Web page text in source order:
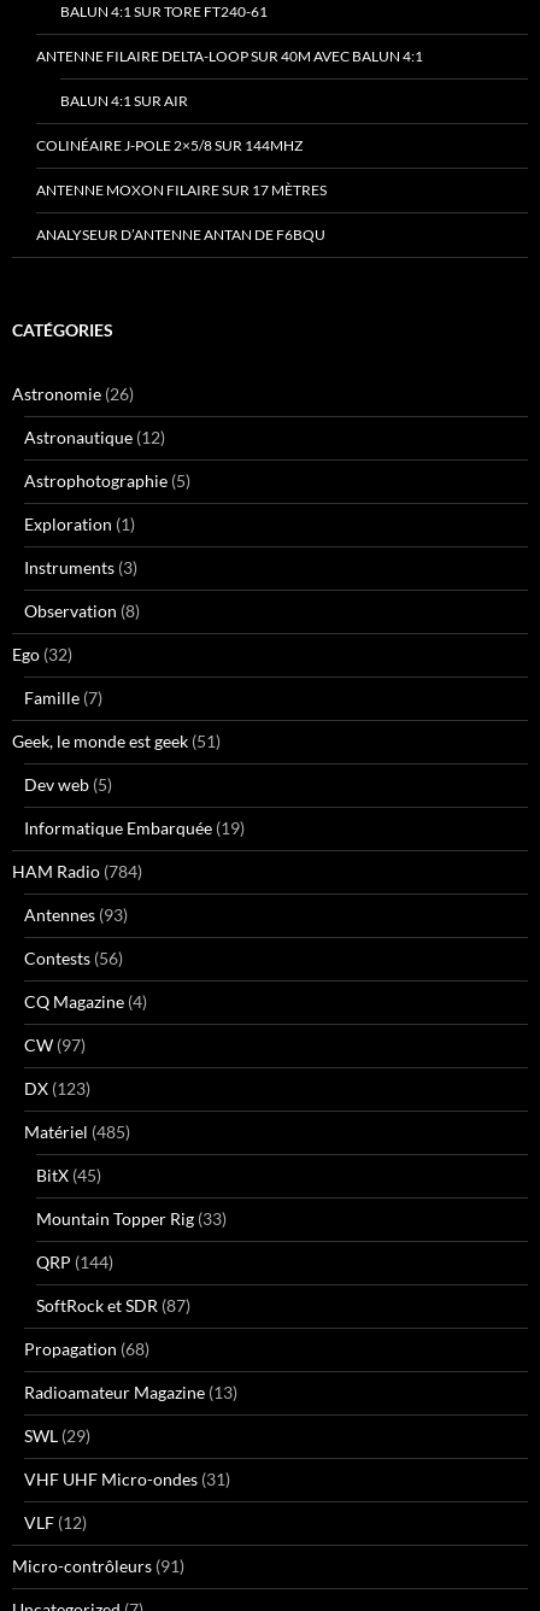
BALUN 4:1 SUR TORE FT240-61
ANTENNE FILAIRE DELTA-LOOP SUR 40M AVEC BALUN 4:1
BALUN 4:1 SUR AIR
COLINÉAIRE J-POLE 2×5/8 SUR 144MHZ
ANTENNE MOXON FILAIRE SUR 17 MÈTRES
ANALYSEUR D’ANTENNE ANTAN DE F6BQU
CATÉGORIES
Astronomie (26)
Astronautique (12)
Astrophotographie (5)
Exploration (1)
Instruments (3)
Observation (8)
Ego (32)
Famille (7)
Geek, le monde est geek (51)
Dev web (5)
Informatique Embarquée (19)
HAM Radio (784)
Antennes (93)
Contests (56)
CQ Magazine (4)
CW (97)
DX (123)
Matériel (485)
BitX (45)
Mountain Topper Rig (33)
QRP (144)
SoftRock et SDR (87)
Propagation (68)
Radioamateur Magazine (13)
SWL (29)
VHF UHF Micro-ondes (31)
VLF (12)
Micro-contrôleurs (91)